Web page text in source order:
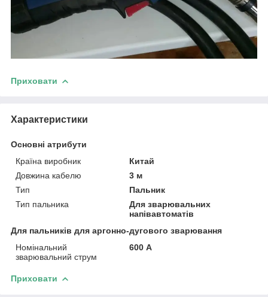
Приховати
Характеристики
Основні атрибути
Країна виробник
Китай
Довжина кабелю
3 м
Тип
Пальник
Тип пальника
Для зварювальних
напівавтоматів
Для пальників для аргонно-дугового зварювання
Номінальний
зварювальний струм
600 А
Приховати